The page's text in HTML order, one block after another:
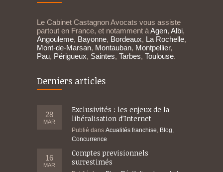
Le Cabinet Castagnon Avocats vous assiste
partout en France, et notamment àAgen, Albi,
Angouleme, Bayonne, Bordeaux, La Rochelle,
Mont-de-Marsan, Montauban, Montpellier,
Pau, Périgueux, Saintes, Tarbes, Toulouse.
Derniers articles
28
MAR
Exclusivités : les enjeux de la
libéralisation d’Internet
Publié dans Acualités franchise Blog
Concurrence
16
MAR
Comptes previsionnels
surrestimés